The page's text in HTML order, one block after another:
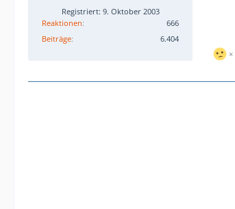
Registriert: 9. Oktober 2003
Reaktionen
666
Beiträge
6.404